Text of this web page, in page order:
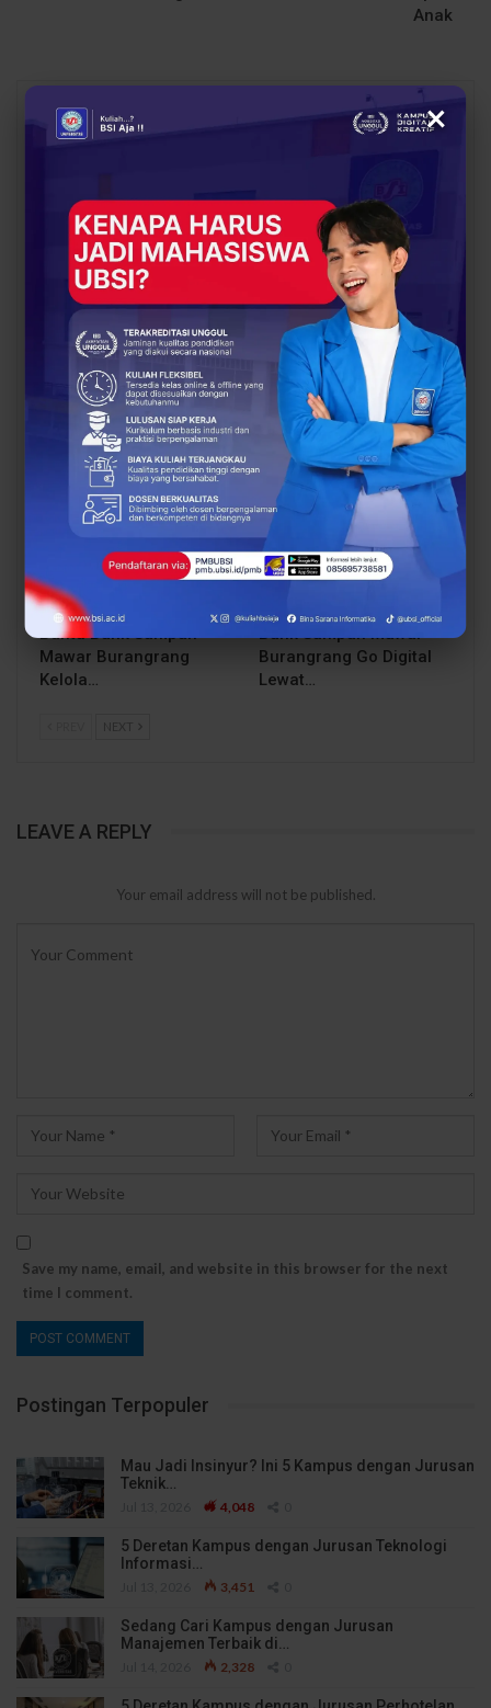
Anak
All
You Might Also Like
UBSI Buka Call for
Papers ICAISD 2026,
Dorong Riset Teknologi
dan Keamanan Siber…
Siap Kuliah Berkualitas?
UBSI Cengkareng Gelar
Open Booth Spesial
dengan Beasiswa…
BERITA
Dari Catatan Manual
Menuju Digital, UBSI
Bantu Bank Sampah
Mawar Burangrang
Kelola…
BERITA
Dari Sampah Jadi
Rupiah, UBSI Bantu
Burangrang Go Digital
Lewat…
NEXT
LEAVE A REPLY
Your email address will not be published.
Save my name, email, and website in this browser for the next
time I comment.
Postingan Terpopuler
Mau Jadi Insinyur? Ini 5 Kampus dengan Jurusan
Teknik…
4,048
5 Deretan Kampus dengan Jurusan Teknologi
Informasi…
3,451
Sedang Cari Kampus dengan Jurusan
Manajemen Terbaik di…
2,328
×